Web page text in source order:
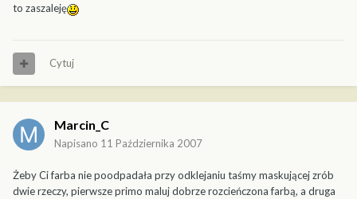
to zaszaleję
Cytuj
Marcin_C
Napisano 11 Października 2007
Żeby Ci farba nie poodpadała przy odklejaniu taśmy maskującej zrób
dwie rzeczy, pierwsze primo maluj dobrze rozcieńczona farbą, a druga